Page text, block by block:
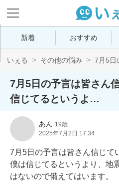
新着 おすすめ
いぇる その他の悩み 7月5日
7月5日の予言は皆さん
信じてるというよ…
あん 19歳
2025年7月2日 17:34
7月5日の予言は皆さん信じて
僕は信じてるというより、地
はないので備えてはいます。